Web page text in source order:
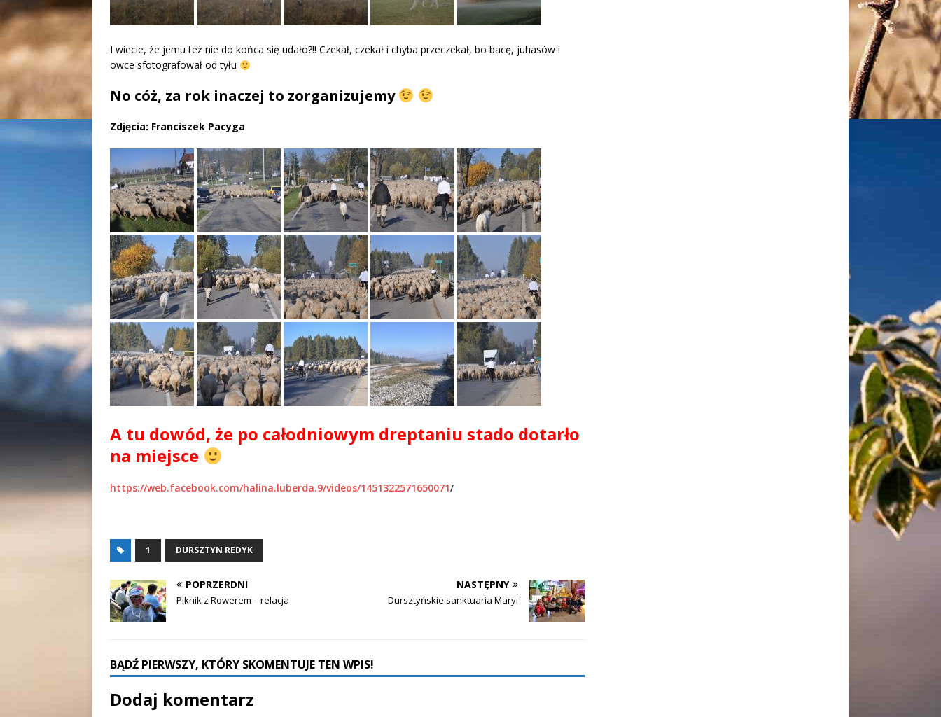
I wiecie, że jemu też nie do końca się udało?!! Czekał, czekał i chyba przeczekał, bo bacę, juhasów i
owce sfotografował od tyłu
No cóż, za rok inaczej to zorganizujemy
Zdjęcia: Franciszek Pacyga
A tu dowód, że po całodniowym dreptaniu stado dotarło
na miejsce
https://web.facebook.com/halina.luberda.9/videos/1451322571650071/
1 DURSZTYN REDYK
POPRZERDNI
Piknik z Rowerem – relacja
NASTĘPNY
Dursztyńskie sanktuaria Maryi
BĄDŹ PIERWSZY, KTÓRY SKOMENTUJE TEN WPIS!
Dodaj komentarz